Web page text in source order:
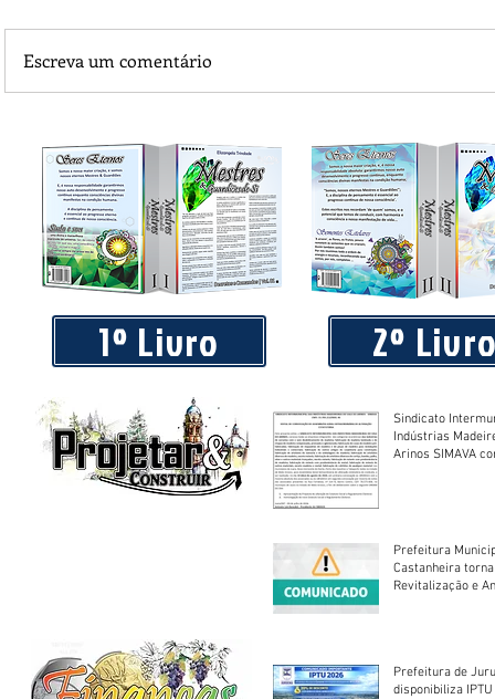
Praça 04 de Julho recebe novos equipamentos de
livre
Escreva um comentário
1º Livro 2º
Sindicato
Indústrias
Arinos SIMAVA convoca à
Prefeitura
Castanheira
Revitalização e
Prefeitura de
disponibiliza